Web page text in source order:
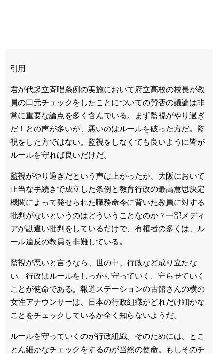
引用
君が代起立斉唱条例の実施において府立高校の校長が教
員の口元チェックをしたことについての賛否の議論は非
常に重要な論点を多く含んでいる。まず監視がやり過ぎ
だ！との声が多いが、悪いのはルールを破った方だ。監
視をした方ではない。監視をしなくても良いように皆が
ルールを守れば良いだけだ。
監視がやり過ぎだという声は上がったが、大阪において
正当な手続きで成立した条例と教育行政の最高意思決定
機関によって発せられた職務命令に背いた教員に対する
批判がないというのはどういうことなのか？一部メディ
アが勘違い批判をしているだけで、有権者の多くは、ル
ール違反の教員を非難している。
監視が悪いと言うなら、世の中、行政など成り立たな
い。行政はルールをしっかり守っていく、守らせていく
ことが使命である。報道ステーションの古館さんの横の
女性アナウンサーは、日本の行政組織がどれだけ細かな
ことをチェックしているか全く知らないようだ。
ルールを守っていくのが行政組織。そのためには、とこ
とん細かなチェックをするのが当然の使命。もしそのチ